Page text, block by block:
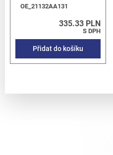
OE_21132AA131
335.33 PLN
S DPH
Přidat do košíku